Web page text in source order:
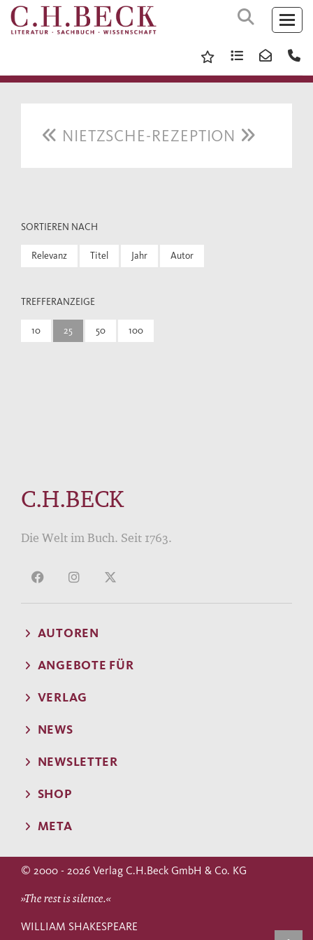
NIETZSCHE-REZEPTION
SORTIEREN NACH
Relevanz Titel Jahr Autor
TREFFERANZEIGE
10 25 50 100
C.H.BECK
Die Welt im Buch. Seit 1763.
AUTOREN
ANGEBOTE FÜR
VERLAG
NEWS
NEWSLETTER
SHOP
META
© 2000 - 2026 Verlag C.H.Beck GmbH & Co. KG
»The rest is silence.«
WILLIAM SHAKESPEARE